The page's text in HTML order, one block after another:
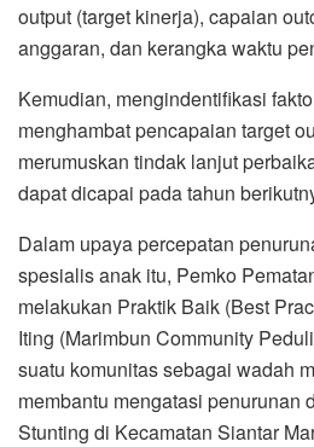
output (target kinerja), capaian
anggaran, dan kerangka waktu
Kemudian, mengindentifikasi
menghambat pencapaian target
merumuskan tindak lanjut
dapat dicapai pada tahun
Dalam upaya percepatan
spesialis anak itu, Pemko
melakukan Praktik Baik (Best
Iting (Marimbun Community
suatu komunitas sebagai wadah
membantu mengatasi penurunan
Stunting di Kecamatan Siantar